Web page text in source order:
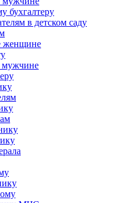
бухгалтеру
в детском саду
женщине
мужчине